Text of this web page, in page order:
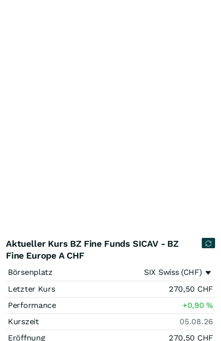
Aktueller Kurs BZ Fine Funds SICAV - BZ
Fine Europe A CHF
Börsenplatz
SIX Swiss (CHF)
Letzter Kurs
270,50 CHF
Performance
+0,90%
Kurszeit
05.08.26
Eröffnung
270,50 CHF